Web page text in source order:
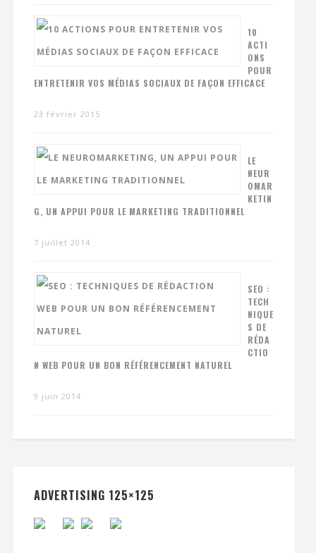
10
ACTI
ONS
POUR
ENTRETENIR VOS MÉDIAS SOCIAUX DE FAÇON EFFICACE
23 février 2015
LE
NEUR
OMAR
KETIN
G, UN APPUI POUR LE MARKETING TRADITIONNEL
7 juillet 2014
SEO :
TECH
NIQUE
S DE
RÉDA
CTIO
N WEB POUR UN BON RÉFÉRENCEMENT NATUREL
9 juin 2014
ADVERTISING 125×125